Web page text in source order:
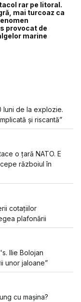
rar pe litoral.
mai turcoaz ca
provocat de
marine
luni de la explozie.
și riscantă”
o țară NATO. E
războiul în
cotațiilor
plafonării
Ilie Bolojan
unor jaloane”
cu mașina?